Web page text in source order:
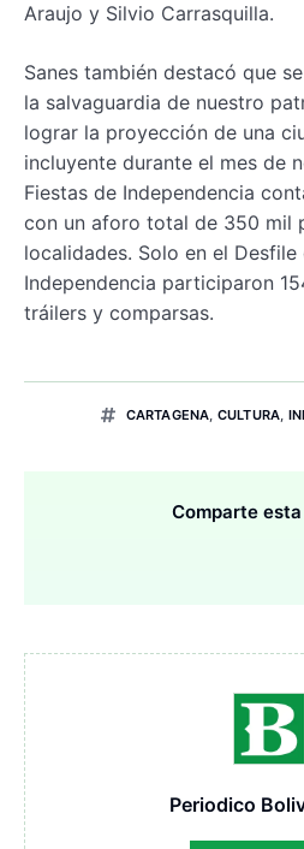
Araujo y Silvio Carrasquilla.
Sanes también destacó que
la salvaguardia de nuestro
lograr la proyección de una
incluyente durante el mes de
Fiestas de Independencia
con un aforo total de 350 mil
localidades. Solo en el Desfile
Independencia participaron
tráilers y comparsas.
CARTAGENA, CULTURA,
Comparte
Periodico